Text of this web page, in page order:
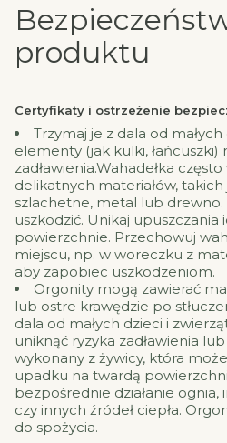
produktu
Certyfikaty i ostrzeżenie
Trzymaj je z dala od
elementy (jak kulki,
zadławienia.Wahadełka
delikatnych materiałów,
szlachetne, metal lub drewno.
uszkodzić. Unikaj upuszczania
powierzchnie. Przechowuj
miejscu, np. w woreczku z
aby zapobiec uszkodzeniom.
Orgonity mogą zawierać
lub ostre krawędzie po
dala od małych dzieci i
uniknąć ryzyka zadławienia
wykonany z żywicy, która
upadku na twardą
bezpośrednie działanie ognia,
czy innych źródeł ciepła.
do spożycia.